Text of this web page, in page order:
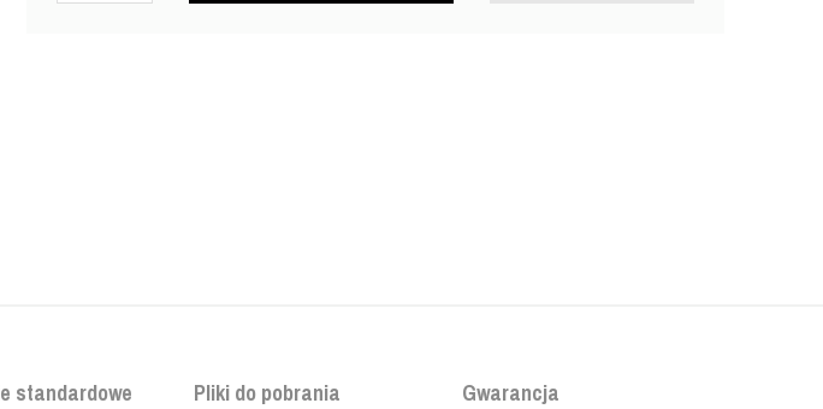
standardowe Pliki do pobrania Gwarancja